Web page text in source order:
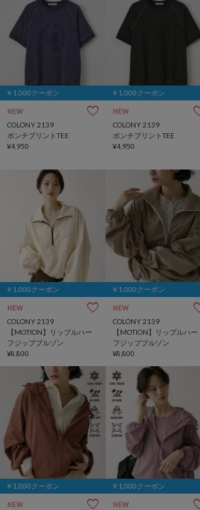
￥1,000クーポン
NEW
COLONY 2139
ポンチプリントTEE
¥4,950
￥1,000クーポン
NEW
COLONY 2139
ポンチプリントTEE
¥4,950
￥1,000クーポン
NEW
COLONY 2139
【MOTION】リップルハー
フジップブルゾン
¥8,800
￥1,000クーポン
NEW
COLONY 2139
【MOTION】リップルハー
フジップブルゾン
¥8,800
￥1,000クーポン
NEW
￥1,000クーポン
NEW